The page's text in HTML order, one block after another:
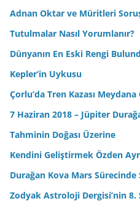
Adnan Oktar ve Müritleri
Tutulmalar Nasıl Yorumlanır?
Dünyanın En Eski Rengi
Kepler’in Uykusu
Çorlu’da Tren Kazası Meydana
7 Haziran 2018 – Jüpiter
Tahminin Doğası Üzerine
Kendini Geliştirmek Özden
Durağan Kova Mars Sürecinde
Zodyak Astroloji Dergisi’nin 8.